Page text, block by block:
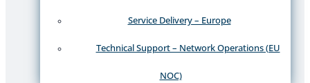
Service Delivery – Europe
Technical Support – Network Operations (EU
NOC)